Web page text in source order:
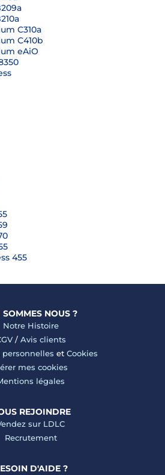
C310a
C410b
eAiO
455
SOMMES NOUS ?
Notre Histoire
/ Avis clients
personnelles et Cookies
mes cookies
légales
REJOINDRE
sur LDLC
Recrutement
D'AIDE ?